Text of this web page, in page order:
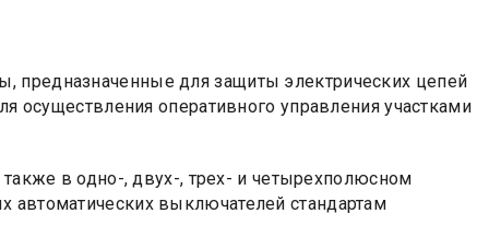
предназначенные для защиты электрических цепей
осуществления оперативного управления участками
в одно-, двух-, трех- и четырехполюсном
автоматических выключателей стандартам